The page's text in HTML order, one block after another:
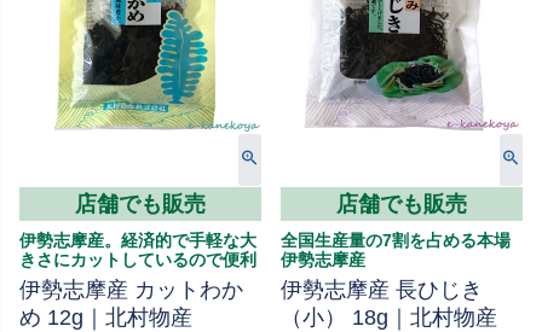
店舗でも販売
伊勢志摩産。経済的で手軽な大
きさにカットしているので便利
伊勢志摩産 カットわか
め 12g｜北村物産
店舗でも販売
全国生産量の7割を占める本場
伊勢志摩産
伊勢志摩産 長ひじき
（小） 18g｜北村物産